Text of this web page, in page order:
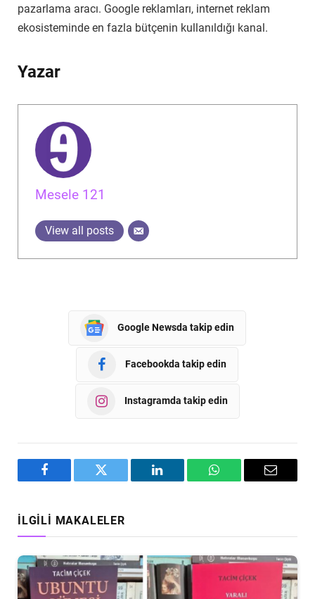
pazarlama aracı. Google reklamları, internet reklam
ekosisteminde en fazla bütçenin kullanıldığı kanal.
Yazar
Mesele 121
View all posts
Google Newsda takip edin
Facebookda takip edin
Instagramda takip edin
Facebook Twitter LinkedIn WhatsAppEmail
İLGILI MAKALELER